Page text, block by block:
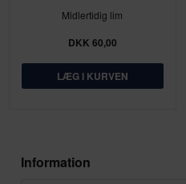
Midlertidig lim
DKK 60,00
Information